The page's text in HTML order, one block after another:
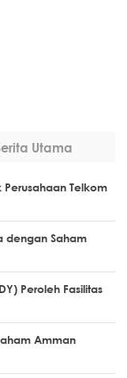
Utama
Telkom
dengan Saham
Peroleh Fasilitas
Amman